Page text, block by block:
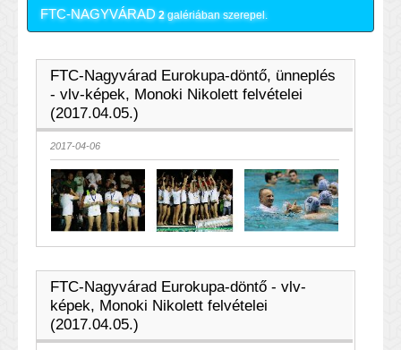
FTC-NAGYVÁRAD 2galériában szerepel.
FTC-Nagyvárad Eurokupa-döntő, ünneplés
- vlv-képek, Monoki Nikolett felvételei
(2017.04.05.)
2017-04-06
FTC-Nagyvárad Eurokupa-döntő - vlv-
képek, Monoki Nikolett felvételei
(2017.04.05.)